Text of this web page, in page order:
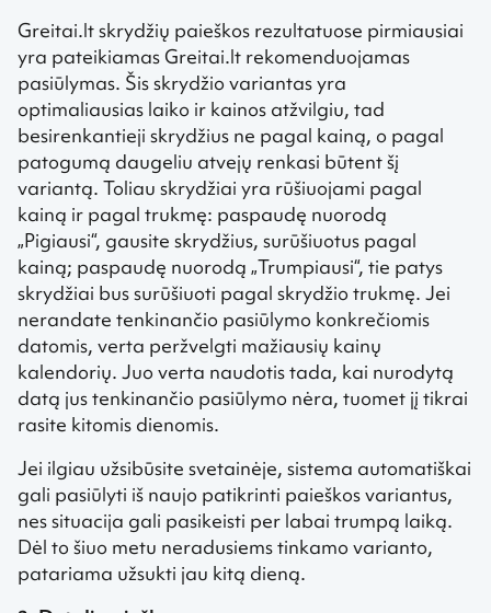
Greitai.lt skrydžių paieškos rezultatuose pirmiausiai
yra pateikiamas Greitai.lt rekomenduojamas
pasiūlymas. Šis skrydžio variantas yra
optimaliausias laiko ir kainos atžvilgiu, tad
besirenkantieji skrydžius ne pagal kainą, o pagal
patogumą daugeliu atvejų renkasi būtent šį
variantą. Toliau skrydžiai yra rūšiuojami pagal
kainą ir pagal trukmę: paspaudę nuorodą
„Pigiausi“, gausite skrydžius, surūšiuotus pagal
kainą; paspaudę nuorodą „Trumpiausi“, tie patys
skrydžiai bus surūšiuoti pagal skrydžio trukmę. Jei
nerandate tenkinančio pasiūlymo konkrečiomis
datomis, verta peržvelgti mažiausių kainų
kalendorių. Juo verta naudotis tada, kai nurodytą
datą jus tenkinančio pasiūlymo nėra, tuomet jį tikrai
rasite kitomis dienomis.
Jei ilgiau užsibūsite svetainėje, sistema automatiškai
gali pasiūlyti iš naujo patikrinti paieškos variantus,
nes situacija gali pasikeisti per labai trumpą laiką.
Dėl to šiuo metu neradusiems tinkamo varianto,
patariama užsukti jau kitą dieną.